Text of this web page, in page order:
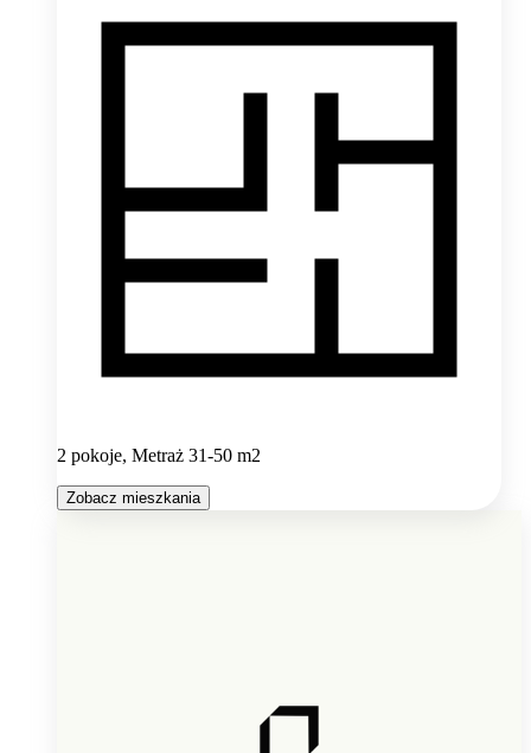
2 pokoje, Metraż 31-50 m2
Zobacz mieszkania